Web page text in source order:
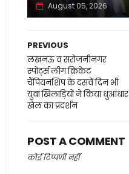
August 05, 2026
PREVIOUS
लखनऊ व सरोजनीनगर
स्पोर्ट्स लीग क्रिकेट
चैंपियनशिप के दसवें दिन भी ​
युवा खिलाड़ियों ने किया धुआंधार
खेल का प्रदर्शन
POST A COMMENT
कोई टिप्पणी नहीं